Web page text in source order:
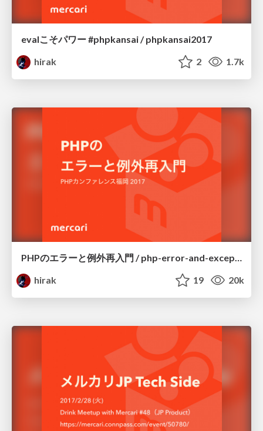
evalこそパワー #phpkansai / phpkansai2017
hirak
2 1.7k
PHPのエラーと例外再入門 / php-error-and-exception
hirak
19 20k